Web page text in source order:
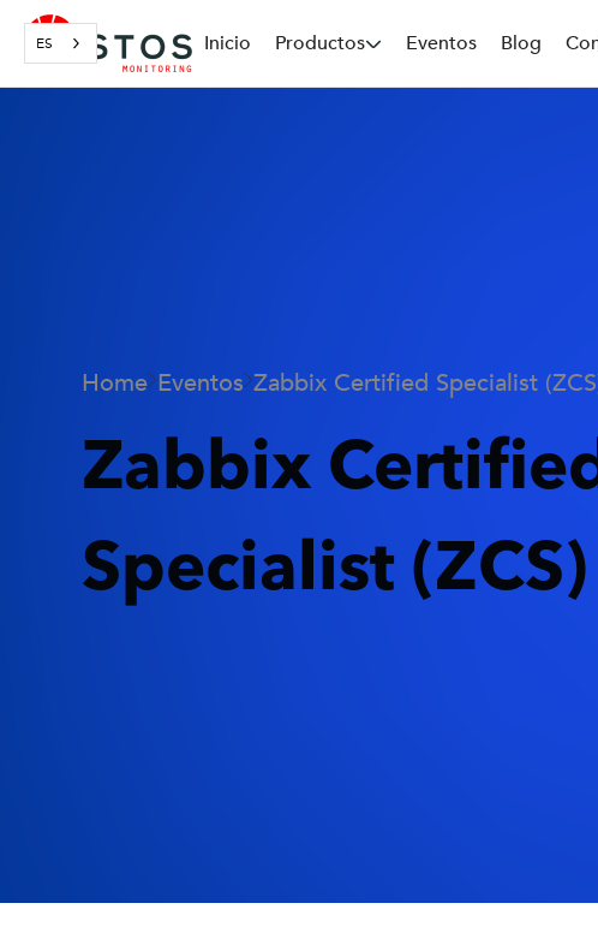
ES Inicio Productos Eventos Blog
Home Eventos Zabbix Certified Specialist
Zabbix
Specialist (ZCS)